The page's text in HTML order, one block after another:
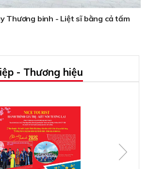
Thương binh - Liệt sĩ bằng cả tấm
- Thương hiệu